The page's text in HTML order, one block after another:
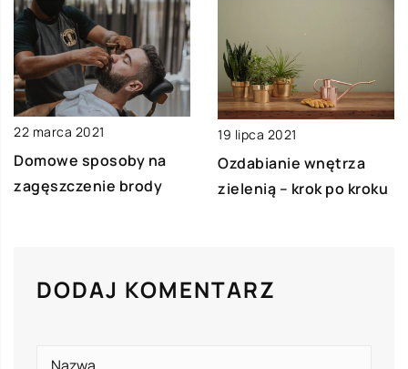
22 marca 2021
Domowe sposoby na
zagęszczenie brody
19 lipca 2021
Ozdabianie wnętrza
zielenią – krok po kroku
DODAJ KOMENTARZ